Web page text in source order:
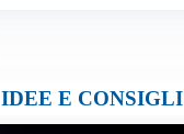
IDEE E CONSIGLI